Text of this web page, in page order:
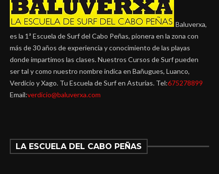
Baluverxa,
es la 1ª Escuela de Surf del Cabo Peñas, pionera en la zona con
más de 30 años de experiencia y conocimiento de las playas
donde impartimos las clases. Nuestros Cursos de Surf pueden
ser tal y como nuestro nombre indica en Bañugues, Luanco,
Verdicio y Xago. Tu Escuela de Surf en Asturias. Tel:675278899
Email:verdicio@baluverxa.com
LA ESCUELA DEL CABO PEÑAS